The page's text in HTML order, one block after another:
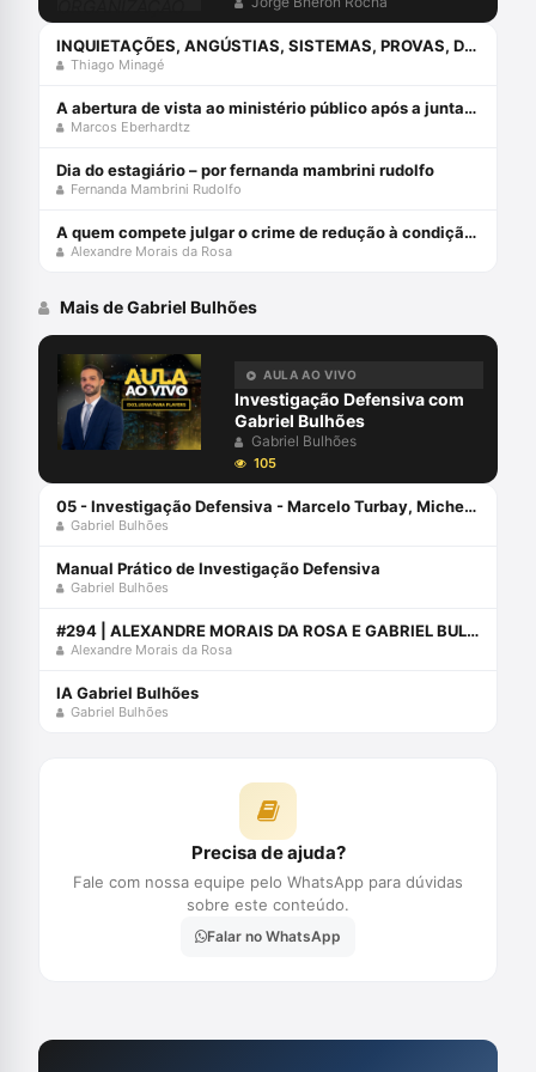
INQUIETAÇÕES, ANGÚSTIAS, SISTEMAS, PROVAS, DIREITO E O ERRO DA COMPREENSÃO JURÍDICA ESTUDANDO APENAS O DIREITO.
Thiago Minagé
A abertura de vista ao ministério público após a juntada da resposta à acusação
Marcos Eberhardtz
Dia do estagiário – por fernanda mambrini rudolfo
Fernanda Mambrini Rudolfo
A quem compete julgar o crime de redução à condição análoga à escravo (cp, art. 149)?
Alexandre Morais da Rosa
Mais de Gabriel Bulhões
AULA AO VIVO
Investigação Defensiva com
Gabriel Bulhões
Gabriel Bulhões
105
05 - Investigação Defensiva - Marcelo Turbay, Michelle Aguiar e Gabriel Bulhões - Defesa Solidária
Gabriel Bulhões
Manual Prático de Investigação Defensiva
Gabriel Bulhões
#294 | ALEXANDRE MORAIS DA ROSA E GABRIEL BULHÕES FALAM SOBRE INOVAÇÕES TECNOLÓGICAS NA ADVOCACIA CRIMINAL
Alexandre Morais da Rosa
IA Gabriel Bulhões
Gabriel Bulhões
Precisa de ajuda?
Fale com nossa equipe pelo WhatsApp para dúvidas
sobre este conteúdo.
Falar no WhatsApp